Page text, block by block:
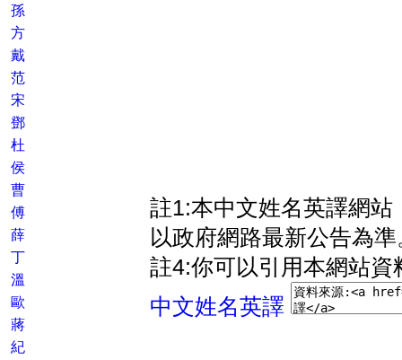
孫
方
戴
范
宋
鄧
杜
侯
曹
傅
薛
丁
溫
歐
蔣
紀
註1:本中文姓名英譯網
以政府網路最新公告為準
註4:你可以引用本網站
中文姓名英譯